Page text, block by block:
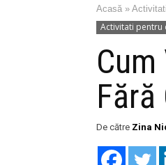
Acasă »
Activitati pentru
De către Zina